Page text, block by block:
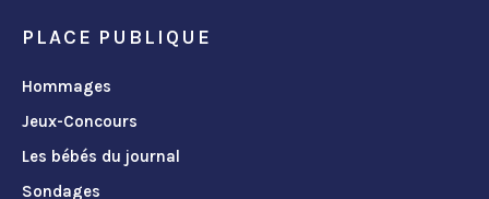
PLACE PUBLIQUE
Hommages
Jeux-Concours
Les bébés du journal
Sondages